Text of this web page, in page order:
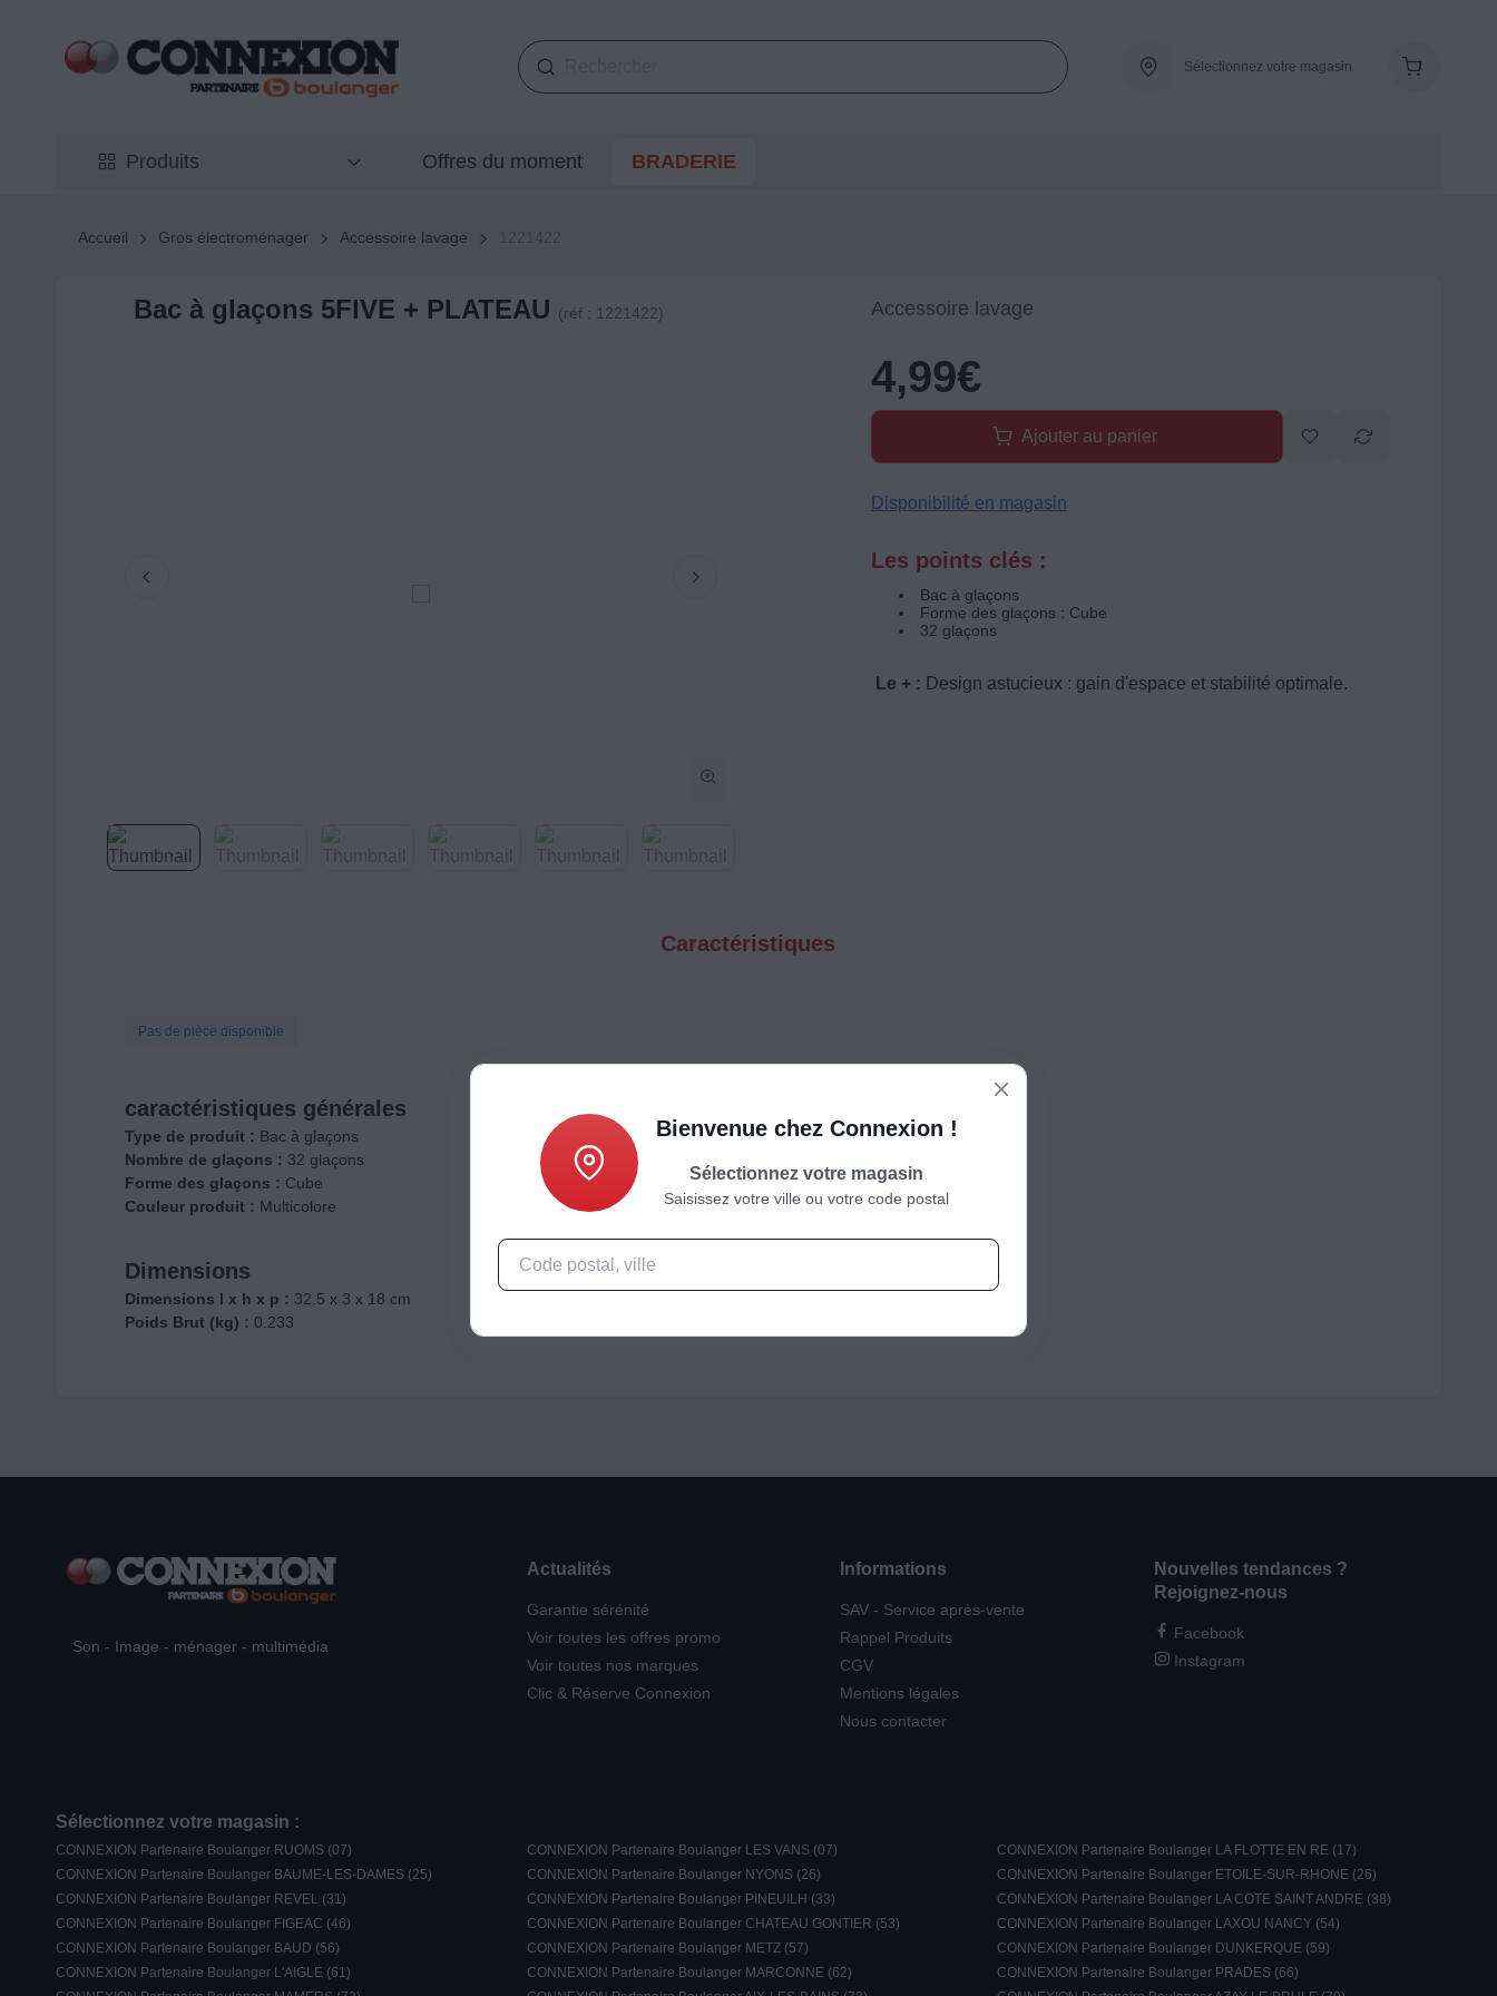
Sélectionnez votre magasin
Produits Offres du moment BRADERIE
Accueil Gros électroménager Accessoire lavage
Bac à glaçons 5FIVE + PLATEAU (réf : 1221422) Accessoire lavage
4,99€
Ajouter au panier
Disponibilité en magasin
Les points clés :
Bac à glaçons
Forme des glaçons : Cube
32 glaçons
Le + : Design astucieux : gain d'espace et stabilité optimale.
Caractéristiques
Pas de pièce disponible
caractéristiques générales
Type de produit : Bac à glaçons
Nombre de glaçons : 32 glaçons
Forme des glaçons : Cube
Couleur produit : Multicolore
Dimensions
Dimensions l x h x p : 32.5 x 3 x 18 cm
Poids Brut (kg) : 0.233
Son - Image - ménager - multimédia
Actualités
Garantie sérénité
Voir toutes les offres promo
Voir toutes nos marques
Clic & Réserve Connexion
Informations
SAV - Service après-vente
Rappel Produits
CGV
Mentions légales
Nous contacter
Nouvelles tendances ?
Rejoignez-nous
Facebook
Instagram
Sélectionnez votre magasin :
CONNEXION Partenaire Boulanger RUOMS (07) CONNEXION Partenaire Boulanger LES VANS (07)
CONNEXION Partenaire Boulanger LA FLOTTE EN RE (17)
CONNEXION Partenaire Boulanger BAUME-LES-DAMES (25)
CONNEXION Partenaire Boulanger NYONS (26)
CONNEXION Partenaire Boulanger ETOILE-SUR-RHONE (26)
CONNEXION Partenaire Boulanger REVEL (31)
CONNEXION Partenaire Boulanger PINEUILH (33)
CONNEXION Partenaire Boulanger LA COTE SAINT ANDRE (38)
CONNEXION Partenaire Boulanger FIGEAC (46)
CONNEXION Partenaire Boulanger CHATEAU GONTIER (53)
CONNEXION Partenaire Boulanger LAXOU NANCY (54)
CONNEXION Partenaire Boulanger BAUD (56)
CONNEXION Partenaire Boulanger METZ (57)
CONNEXION Partenaire Boulanger DUNKERQUE (59)
CONNEXION Partenaire Boulanger L'AIGLE (61)
CONNEXION Partenaire Boulanger MARCONNE (62)
CONNEXION Partenaire Boulanger PRADES (66)
Bienvenue chez Connexion !
Sélectionnez votre magasin
Saisissez votre ville ou votre code postal